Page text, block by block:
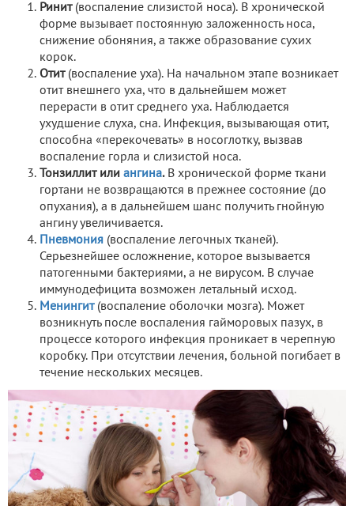
Ринит(воспаление слизистой носа). В хронической
форме вызывает постоянную заложенность носа,
снижение обоняния, а также образование сухих
корок.
Отит(воспаление уха). На начальном этапе возникает
отит внешнего уха, что в дальнейшем может
перерасти в отит среднего уха. Наблюдается
ухудшение слуха, сна. Инфекция, вызывающая отит,
способна «перекочевать» в носоглотку, вызвав
воспаление горла и слизистой носа.
Тонзиллит или ангина.В хронической форме ткани
гортани не возвращаются в прежнее состояние (до
опухания), а в дальнейшем шанс получить гнойную
ангину увеличивается.
Пневмония (воспаление легочных тканей).
Серьезнейшее осложнение, которое вызывается
патогенными бактериями, а не вирусом. В случае
иммунодефицита возможен летальный исход.
Менингит(воспаление оболочки мозга). Может
возникнуть после воспаления гайморовых пазух, в
процессе которого инфекция проникает в черепную
коробку. При отсутствии лечения, больной погибает в
течение нескольких месяцев.